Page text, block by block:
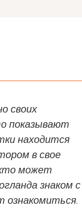
своих
показывают
находится
в свое
может
знаком с